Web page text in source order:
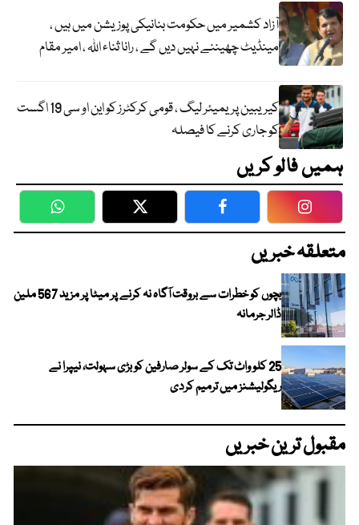
آزاد کشمیر میں حکومت بنانیکی پوزیشن میں ہیں ،
مینڈیٹ چھیننے نہیں دیں گے ، رانا ثناء اللہ ، امیر مقام
کیریبین پریمیئر لیگ ، قومی کرکٹرز کو این او سی 19 اگست
کو جاری کرنے کا فیصلہ
ہمیں فالو کریں
WhatsApp Twitter Facebook
متعلقہ خبریں
بچوں کو خطرات سے بروقت آگاہ نہ کرنے پر میٹا پر مزید 567 ملین
ڈالر جرمانہ
25 کلو واٹ تک کے سولر صارفین کو بڑی سہولت، نیپرا نے
ریگولیشنز میں ترمیم کردی
مقبول ترین خبریں